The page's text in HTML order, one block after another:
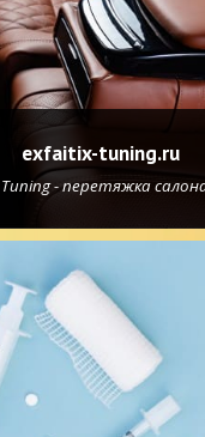
exfaitix-tuning.ru
Tuning - перетяжка